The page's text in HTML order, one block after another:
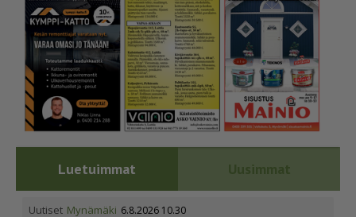
Luetuimmat Uusimmat
Uutiset Mynämäki 6.8.2026 10.30